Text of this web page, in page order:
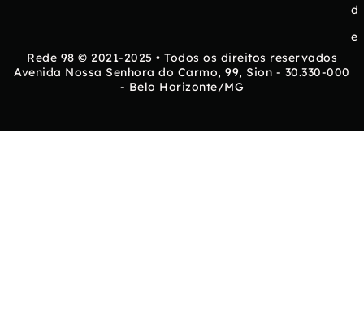
d
e
Rede 98 © 2021-2025 • Todos os direitos reservados
Avenida Nossa Senhora do Carmo, 99, Sion - 30.330-000
- Belo Horizonte/MG